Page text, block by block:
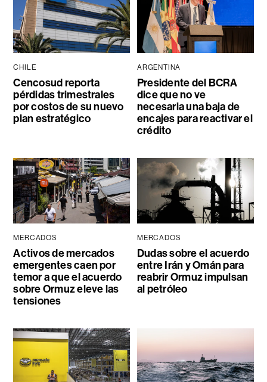
CHILE
Cencosud reporta
pérdidas trimestrales
por costos de su nuevo
plan estratégico
ARGENTINA
Presidente del BCRA
dice que no ve
necesaria una baja de
encajes para reactivar el
crédito
MERCADOS
Activos de mercados
emergentes caen por
temor a que el acuerdo
sobre Ormuz eleve las
tensiones
MERCADOS
Dudas sobre el acuerdo
entre Irán y Omán para
reabrir Ormuz impulsan
al petróleo